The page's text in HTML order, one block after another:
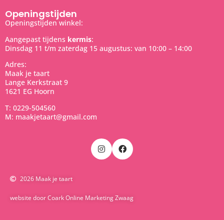
Openingstijden
Openingstijden winkel:
Aangepast tijdens kermis:
Dinsdag 11 t/m zaterdag 15 augustus: van 10:00 – 14:00
Adres:
Maak je taart
Lange Kerkstraat 9
1621 EG Hoorn
T: 0229-504560
M: maakjetaart@gmail.com
2026 Maak je taart
website door Coark Online Marketing Zwaag